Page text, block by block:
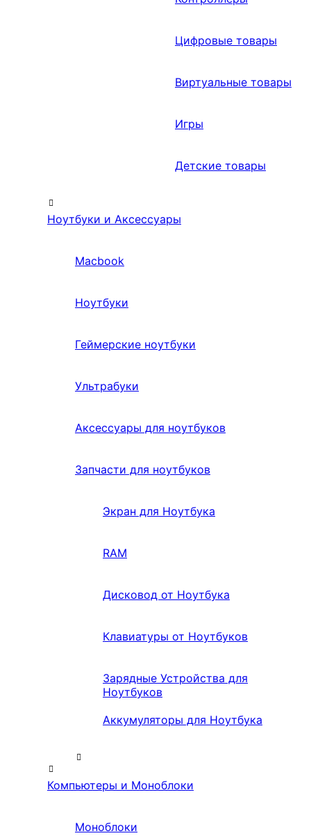
Цифровые товары
Виртуальные товары
Игры
Детские товары
Ноутбуки и Аксессуары
Macbook
Ноутбуки
Геймерские ноутбуки
Ультрабуки
Аксессуары для ноутбуков
Запчасти для ноутбуков
Экран для Ноутбука
RAM
Дисковод от Ноутбука
Клавиатуры от Ноутбуков
Зарядные Устройства для
Ноутбуков
Аккумуляторы для Ноутбука
Компьютеры и Моноблоки
Моноблоки